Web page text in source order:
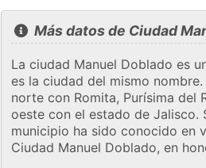
Más datos de Ciudad
La ciudad Manuel Doblado es
es la ciudad del mismo
norte con Romita, Purísima del
oeste con el estado de Jalisco.
municipio ha sido conocido en
Ciudad Manuel Doblado, en